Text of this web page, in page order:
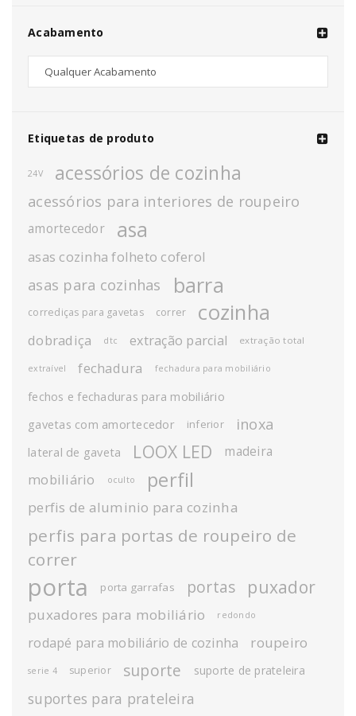
Acabamento
Etiquetas de produto
24V acessórios de cozinha
acessórios para interiores de roupeiro
amortecedor asa
asas cozinha folheto coferol
asas para cozinhas barra
corrediças para gavetas correr cozinha
dobradiça dtc extração parcial extração total
extraível fechadura fechadura para mobiliário
fechos e fechaduras para mobiliário
gavetas com amortecedor
inferior inoxa
lateral de gaveta LOOX LED madeira
mobiliário oculto perfil
perfis de aluminio para cozinha
perfis para portas de roupeiro de
correr
porta porta garrafas portas puxador
puxadores para mobiliário redondo
rodapé para mobiliário de cozinha roupeiro
serie 4 superior suporte suporte de prateleira
suportes para prateleira